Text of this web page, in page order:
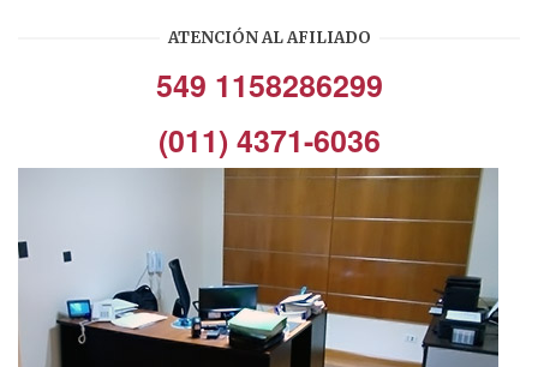
ATENCIÓN AL AFILIADO
549 1158286299
(011) 4371-6036